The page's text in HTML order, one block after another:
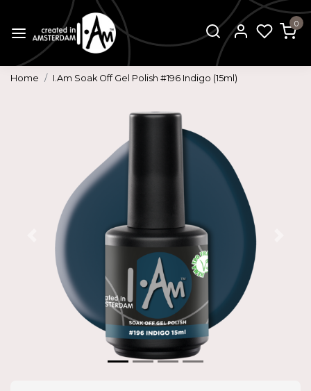
0
Home I.Am Soak Off Gel Polish #196 Indigo (15ml)
Vorige